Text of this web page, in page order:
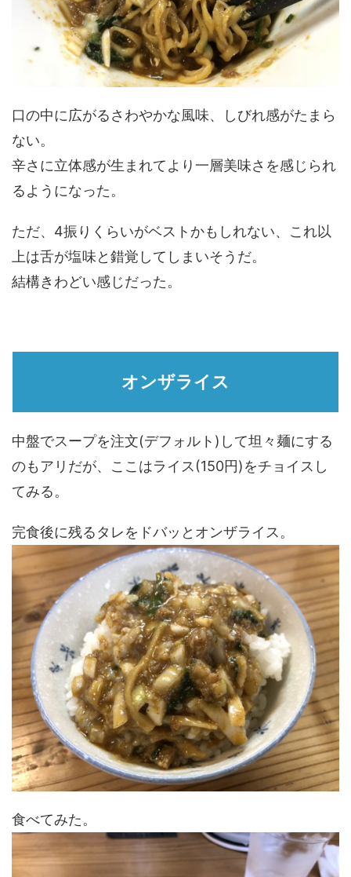
口の中に広がるさわやかな風味、しびれ感がたまら
ない。
辛さに立体感が生まれてより一層美味さを感じられ
るようになった。
ただ、4振りくらいがベストかもしれない、これ以
上は舌が塩味と錯覚してしまいそうだ。
結構きわどい感じだった。
オンザライス
中盤でスープを注文(デフォルト)して坦々麺にする
のもアリだが、ここはライス(150円)をチョイスし
てみる。
完食後に残るタレをドバッとオンザライス。
食べてみた。